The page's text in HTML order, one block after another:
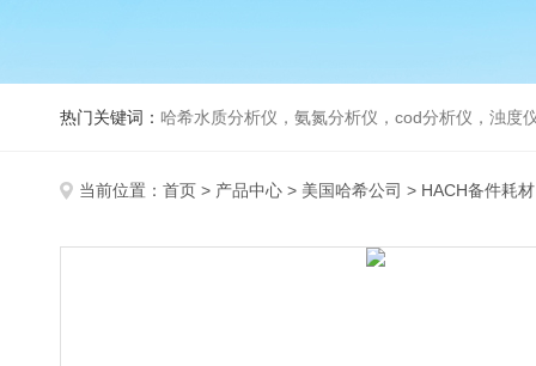
热门关键词： 哈希水质分析仪，氨氮分析仪，cod分析仪，浊度
当前位置： 首页 > 产品中心 > 美国哈希公司 > HACH备件耗材